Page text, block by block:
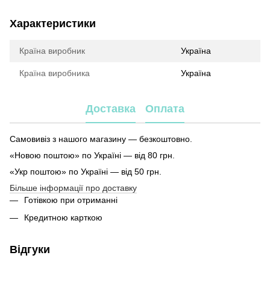
Характеристики
Країна виробник Україна
Країна виробника Україна
Доставка Оплата
Самовивіз з нашого магазину — безкоштовно.
«Новою поштою» по Україні — від 80 грн.
«Укр поштою» по Україні — від 50 грн.
Більше інформації про доставку
Готівкою при отриманні
Кредитною карткою
Відгуки